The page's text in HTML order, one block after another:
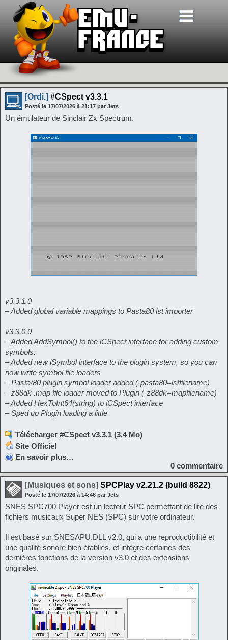
[Ordi.] #CSpect v3.3.1
Posté le 17/07/2026 à 21:17 par Jets
Un émulateur de Sinclair Zx Spectrum.
v3.3.1.0
– Added global variable mappings to Pasta80 lst importer
v3.3.0.0
– Added AddSymbol() to the iCSpect interface for adding custom
symbols.
– Added new iSymbol interface to the plugin system, so you can
now write symbol file loaders
– Pasta/80 plugin symbol loader added (-pasta80=lstfilename)
– z88dk .map file loader moved to Plugin (-z88dk=mapfilename)
– Added HexToInt64(string) to iCSpect interface
– Sped up Plugin loading a little
Télécharger #CSpect v3.3.1 (3.4 Mo)
Site Officiel
En savoir plus…
0 commentaire
[Musiques et sons] SPCPlay v2.21.2 (build 8822)
Posté le 17/07/2026 à 14:46 par Jets
SNES SPC700 Player est un lecteur SPC permettant de lire des
fichiers musicaux Super NES (SPC) sur votre ordinateur.
Il est basé sur SNESAPU.DLL v2.0, qui a une reproductibilité et
une qualité sonore bien établies, et intègre certaines des
dernières fonctions de la version v3.0 et des extensions
originales.